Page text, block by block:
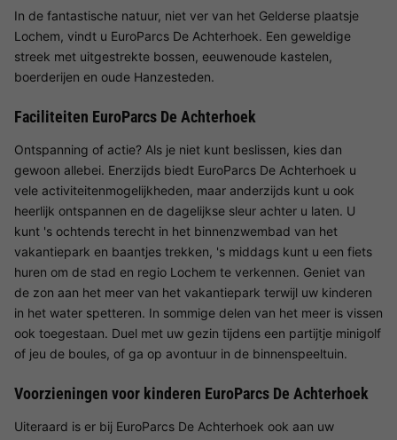
In de fantastische natuur, niet ver van het Gelderse plaatsje
Lochem, vindt u EuroParcs De Achterhoek. Een geweldige
streek met uitgestrekte bossen, eeuwenoude kastelen,
boerderijen en oude Hanzesteden.
Faciliteiten EuroParcs De Achterhoek
Ontspanning of actie? Als je niet kunt beslissen, kies dan
gewoon allebei. Enerzijds biedt EuroParcs De Achterhoek u
vele activiteitenmogelijkheden, maar anderzijds kunt u ook
heerlijk ontspannen en de dagelijkse sleur achter u laten. U
kunt 's ochtends terecht in het binnenzwembad van het
vakantiepark en baantjes trekken, 's middags kunt u een fiets
huren om de stad en regio Lochem te verkennen. Geniet van
de zon aan het meer van het vakantiepark terwijl uw kinderen
in het water spetteren. In sommige delen van het meer is vissen
ook toegestaan. Duel met uw gezin tijdens een partijtje minigolf
of jeu de boules, of ga op avontuur in de binnenspeeltuin.
Voorzieningen voor kinderen EuroParcs De Achterhoek
Uiteraard is er bij EuroParcs De Achterhoek ook aan uw